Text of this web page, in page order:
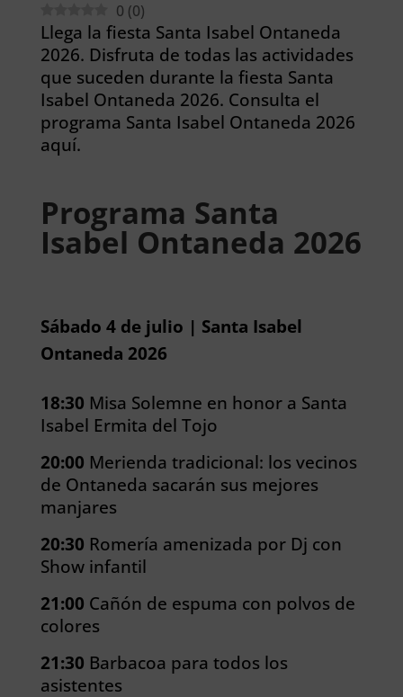
0 (0)
Llega la fiesta Santa Isabel Ontaneda
2026. Disfruta de todas las actividades
que suceden durante la fiesta Santa
Isabel Ontaneda 2026. Consulta el
programa Santa Isabel Ontaneda 2026
aquí.
Programa Santa
Isabel Ontaneda 2026
Sábado 4 de julio | Santa Isabel
Ontaneda 2026
18:30 Misa Solemne en honor a Santa
Isabel Ermita del Tojo
20:00 Merienda tradicional: los vecinos
de Ontaneda sacarán sus mejores
manjares
20:30 Romería amenizada por Dj con
Show infantil
21:00 Cañón de espuma con polvos de
colores
21:30 Barbacoa para todos los
asistentes